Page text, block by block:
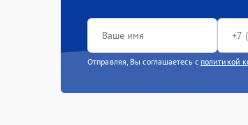
Отправляя, Вы соглашаетесь с политикой